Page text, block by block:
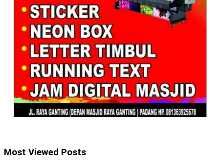
Most Viewed Posts